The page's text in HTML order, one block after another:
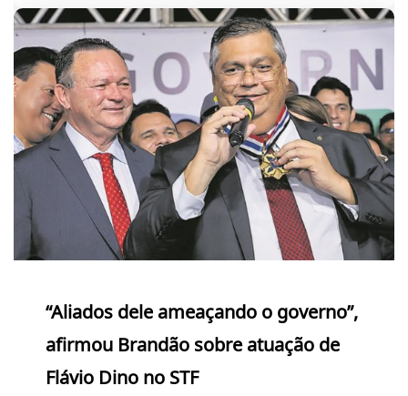
“Aliados dele ameaçando o governo”,
afirmou Brandão sobre atuação de
Flávio Dino no STF